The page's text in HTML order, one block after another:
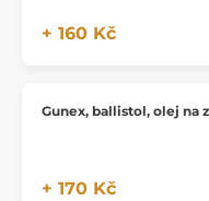
+ 160 Kč
Gunex, ballistol, olej na
+ 170 Kč